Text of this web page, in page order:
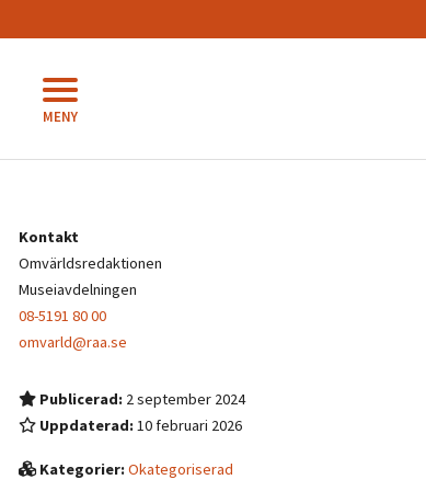
MENY
Kontakt
Omvärldsredaktionen
Museiavdelningen
08-5191 80 00
omvarld@raa.se
Publicerad: 2 september 2024
Uppdaterad:10 februari 2026
Kategorier:Okategoriserad